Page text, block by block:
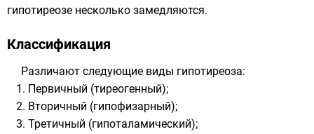
гипотиреозе несколько замедляются.
Классификация
Различают следующие виды гипотиреоза:
Первичный (тиреогенный);
Вторичный (гипофизарный);
Третичный (гипоталамический);